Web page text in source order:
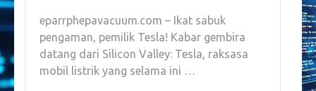
eparrphepavacuum.com – Ikat sabuk
pengaman, pemilik Tesla! Kabar gembira
datang dari Silicon Valley: Tesla, raksasa
mobil listrik yang selama ini …